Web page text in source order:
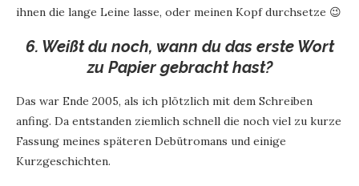
ihnen die lange Leine lasse, oder meinen Kopf durchsetze 😉
6. Weißt du noch, wann du das erste Wort
zu Papier gebracht hast?
Das war Ende 2005, als ich plötzlich mit dem Schreiben
anfing. Da entstanden ziemlich schnell die noch viel zu kurze
Fassung meines späteren Debütromans und einige
Kurzgeschichten.